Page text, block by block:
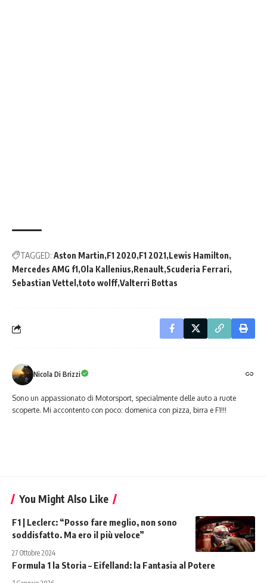
TAGGED: Aston Martin F1 2020 F1 2021 Lewis Hamilton
Mercedes AMG f1 Ola Kallenius Renault Scuderia Ferrari
Sebastian Vettel toto wolff Valterri Bottas
Nicola Di Brizzi
Sono un appassionato di Motorsport, specialmente delle auto a ruote
scoperte. Mi accontento con poco: domenica con pizza, birra e F1!!!
You Might Also Like
F1 | Leclerc: “Posso fare meglio, non sono
soddisfatto. Ma ero il più veloce”
27 Ottobre 2024
Formula 1 la Storia – Eifelland: la Fantasia al Potere